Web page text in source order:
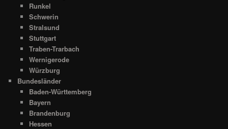
Runkel
Schwerin
Stralsund
Stuttgart
Traben-Trarbach
Wernigerode
Würzburg
Bundesländer
Baden-Württemberg
Bayern
Brandenburg
Hessen